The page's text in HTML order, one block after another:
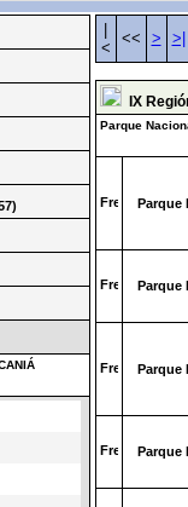
<
<< > >|
IX
Parque
Parque
Parque
Parque
Parque